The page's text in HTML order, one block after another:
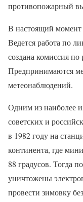
противопожарный
В настоящий момент
Ведется работа по
создана комиссия
Предпринимаются
метеонаблюдений.
Одним из наиболее
советских и
в 1982 году на
континента, где
88 градусов. Тогда
уничтожены
провести зимовку